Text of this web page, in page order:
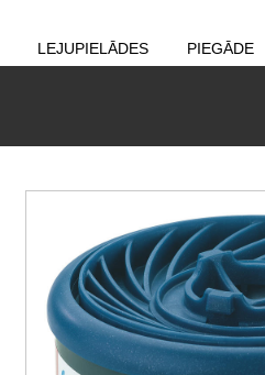
LEJUPIELĀDES PIEGĀDE